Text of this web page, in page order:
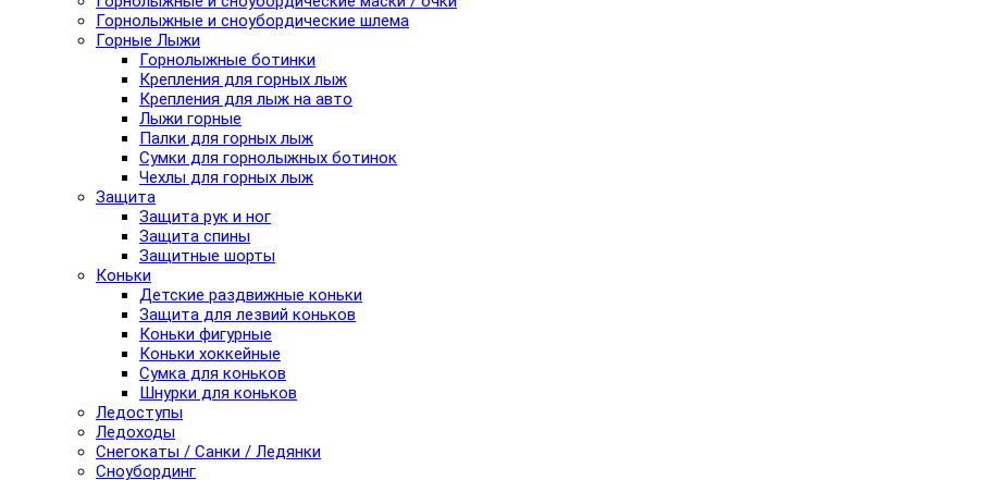
Горнолыжные и сноубордические шлема
Горные Лыжи
Горнолыжные ботинки
Крепления для горных лыж
Крепления для лыж на авто
Лыжи горные
Палки для горных лыж
Сумки для горнолыжных ботинок
Чехлы для горных лыж
Защита
Защита рук и ног
Защита спины
Защитные шорты
Коньки
Детские раздвижные коньки
Защита для лезвий коньков
Коньки фигурные
Коньки хоккейные
Сумка для коньков
Шнурки для коньков
Ледоступы
Ледоходы
Снегокаты / Санки / Ледянки
Сноубординг